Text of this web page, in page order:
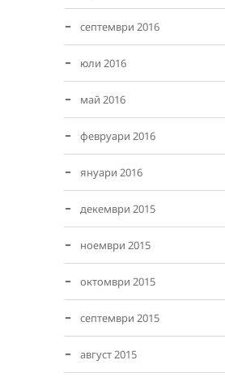
септември 2016
юли 2016
май 2016
февруари 2016
януари 2016
декември 2015
ноември 2015
октомври 2015
септември 2015
август 2015